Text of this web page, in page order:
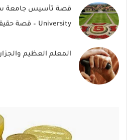
University – قصة حقيقية
المعلم العظيم والجزار